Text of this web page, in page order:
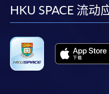
HKU SPACE 流动